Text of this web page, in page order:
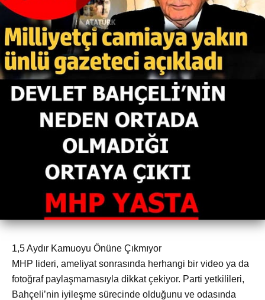
1,5 Aydır Kamuoyu Önüne Çıkmıyor
MHP lideri, ameliyat sonrasında herhangi bir video ya da
fotoğraf paylaşmamasıyla dikkat çekiyor. Parti yetkilileri,
Bahçeli’nin iyileşme sürecinde olduğunu ve odasında